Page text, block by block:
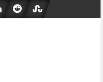
content